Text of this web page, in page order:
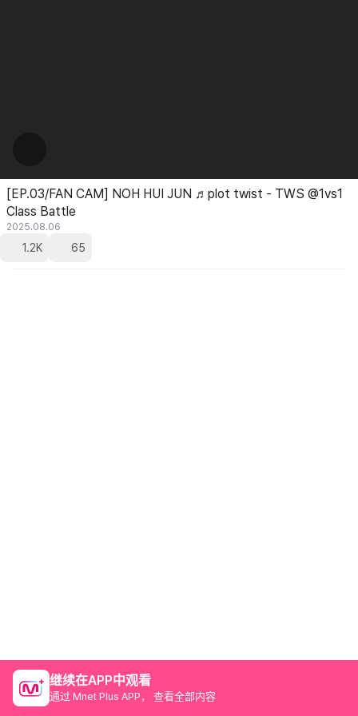
[EP.03/FAN CAM] NOH HUI JUN ♬plot twist - TWS @1vs1
Class Battle
2025.08.06
1.2K 65
继续在APP中观看
通过 Mnet Plus APP， 查看全部内容